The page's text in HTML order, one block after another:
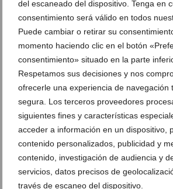
del escaneado del dispositivo. Tenga en
consentimiento será válido en todos
Puede cambiar o retirar su
momento haciendo clic en el botón
consentimiento» situado en la parte
Respetamos sus decisiones y nos
ofrecerle una experiencia de navegación
segura. Los terceros proveedores
siguientes fines y características
acceder a información en un dispositivo,
contenido personalizados, publicidad y
contenido, investigación de audiencia y
servicios, datos precisos de
través de escaneo del dispositivo.
La final del Torneo Lacoste
disputa en La Sella
02 de diciembre de 2012